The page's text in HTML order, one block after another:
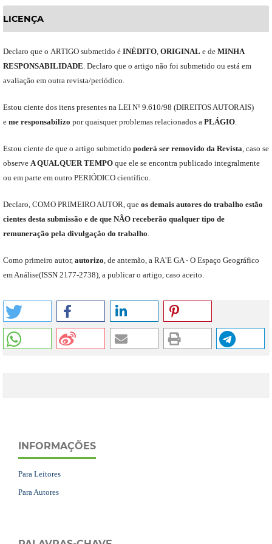
LICENÇA
Declaro que o ARTIGO submetido é INÉDITO, ORIGINAL ede MINHA
RESPONSABILIDADE. Declaro que o artigo não foi submetido ou está em
avaliação em outra revista/periódico.
Estou ciente dos itens presentes na LEI Nº 9.610/98 (DIREITOS AUTORAIS)
e meresponsabilizo por quaisquer problemas relacionados a PLÁGIO.
Estou ciente de que o artigo submetido poderá ser removido da Revista,caso se
observe A QUALQUER TEMPOque elese encontra publicado integralmente
ou em parte em outro PERIÓDICOcientífico.
Declaro, COMO PRIMEIRO AUTOR,que os demais autores do trabalho estão
cientes desta submissão e de que NÃOreceberão qualquer tipo de
remuneração pela divulgação do trabalho.
Como primeiro autor, autorizo, de antemão, a RA’E GA - O Espaço Geográfico
em Análise(ISSN 2177-2738), a publicar o artigo, caso aceito.
INFORMAÇÕES
Para Leitores
Para Autores